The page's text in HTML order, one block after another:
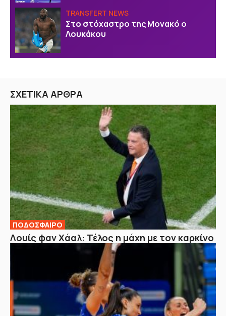
TRANSFERT NEWS
Στο στόχαστρο της Μονακό ο
Λουκάκου
ΣΧΕΤΙΚΑ ΑΡΘΡΑ
ΠΟΔΟΣΦΑΙΡΟ
Λουίς φαν Χάαλ: Τέλος η μάχη με τον καρκίνο